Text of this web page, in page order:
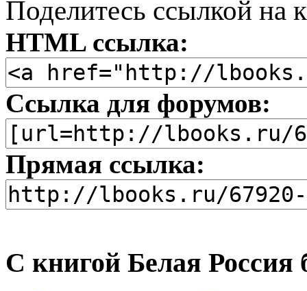
Поделитесь ссылкой на
HTML ссылка:
Ссылка для форумов:
Прямая ссылка:
С книгой Белая Россия